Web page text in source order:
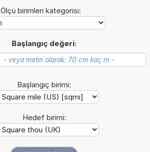
Ölçü birimleri kategorisi:
Başlangıç değeri:
Başlangıç birimi:
Hedef birimi: